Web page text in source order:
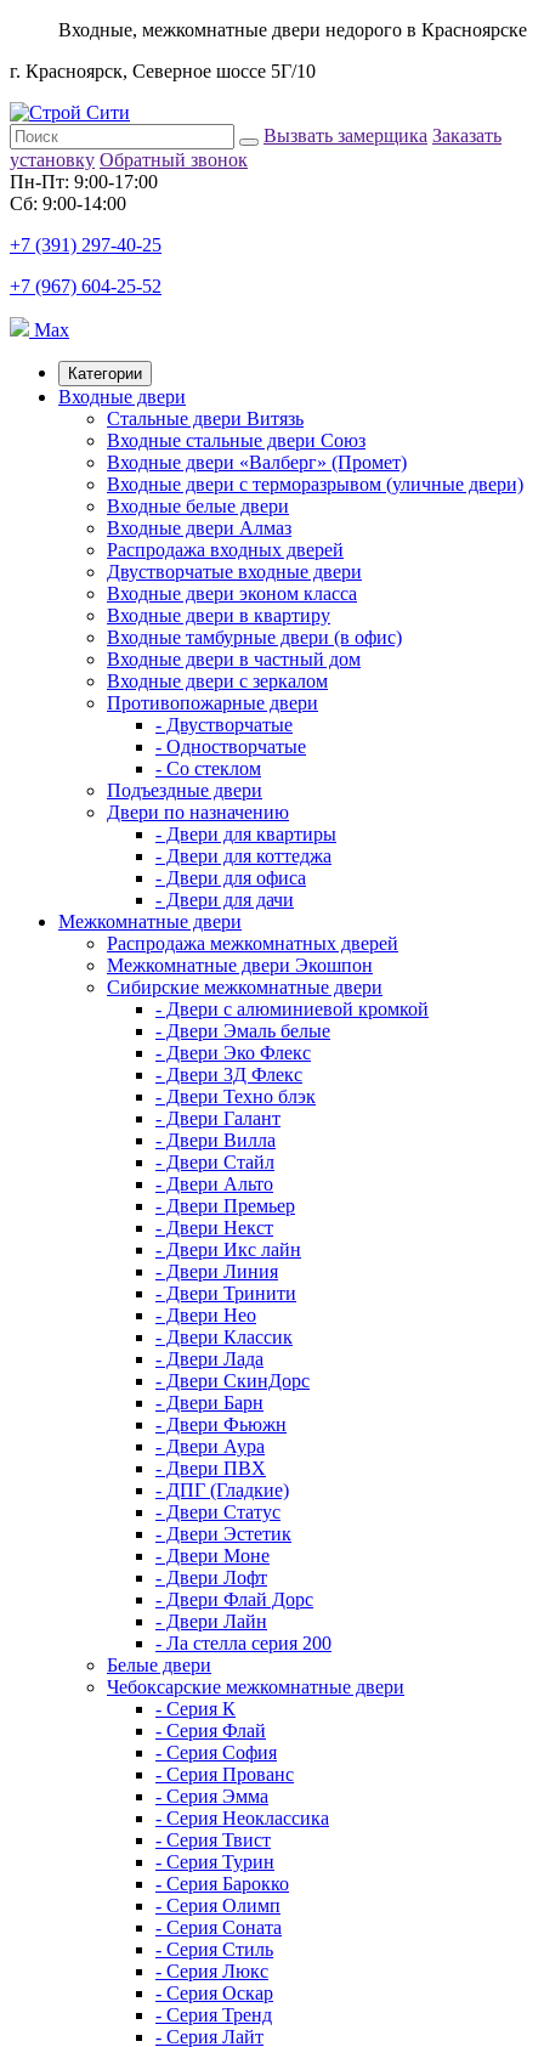
Входные, межкомнатные двери недорого в Красноярске
г. Красноярск, Северное шоссе 5Г/10
Вызвать замерщика Заказать
установку Обратный звонок
Пн-Пт: 9:00-17:00
Сб: 9:00-14:00
+7 (391) 297-40-25
+7 (967) 604-25-52
Max
Категории
Входные двери
Стальные двери Витязь
Входные стальные двери Союз
Входные двери «Валберг» (Промет)
Входные двери с терморазрывом (уличные двери)
Входные белые двери
Входные двери Алмаз
Распродажа входных дверей
Двустворчатые входные двери
Входные двери эконом класса
Входные двери в квартиру
Входные тамбурные двери (в офис)
Входные двери в частный дом
Входные двери с зеркалом
Противопожарные двери
- Двустворчатые
- Одностворчатые
- Со стеклом
Подъездные двери
Двери по назначению
- Двери для квартиры
- Двери для коттеджа
- Двери для офиса
- Двери для дачи
Межкомнатные двери
Распродажа межкомнатных дверей
Межкомнатные двери Экошпон
Сибирские межкомнатные двери
- Двери с алюминиевой кромкой
- Двери Эмаль белые
- Двери Эко Флекс
- Двери 3Д Флекс
- Двери Техно блэк
- Двери Галант
- Двери Вилла
- Двери Стайл
- Двери Альто
- Двери Премьер
- Двери Некст
- Двери Икс лайн
- Двери Линия
- Двери Тринити
- Двери Нео
- Двери Классик
- Двери Лада
- Двери СкинДорс
- Двери Барн
- Двери Фьюжн
- Двери Аура
- Двери ПВХ
- ДПГ (Гладкие)
- Двери Статус
- Двери Эстетик
- Двери Моне
- Двери Лофт
- Двери Флай Дорс
- Двери Лайн
- Ла стелла серия 200
Белые двери
Чебоксарские межкомнатные двери
- Серия К
- Серия Флай
- Серия София
- Серия Прованс
- Серия Эмма
- Серия Неоклассика
- Серия Твист
- Серия Турин
- Серия Барокко
- Серия Олимп
- Серия Соната
- Серия Стиль
- Серия Люкс
- Серия Оскар
- Серия Тренд
- Серия Лайт